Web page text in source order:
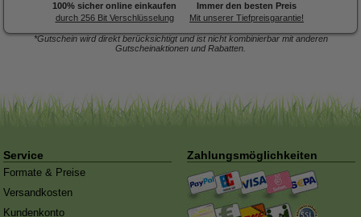
100% sicher online einkaufen
durch 256 Bit Verschlüsselung
Immer den besten Preis
Mit unserer Tiefpreisgarantie!
ein
*Gutschein wird direkt berücksichtigt und ist nicht kombinierbar mit anderen
Gutscheinaktionen und Rabatten.
Service
Formate & Preise
Versandkosten
Kundenkonto
Zahlungsmöglichkeiten